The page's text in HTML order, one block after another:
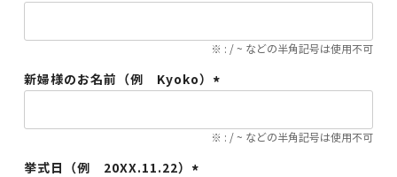
須)
※ : / ~ などの半角記号は使用不可
新婦様のお名前（例 Kyoko）
須)
※ : / ~ などの半角記号は使用不可
挙式日（例 20XX.11.22）